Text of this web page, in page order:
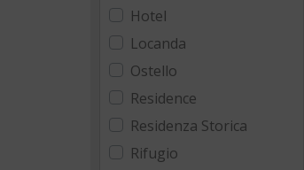
Hotel
Locanda
Ostello
Residence
Residenza Storica
Rifugio